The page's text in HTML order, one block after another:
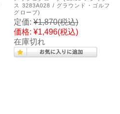
ス 3283A028 / グラウンド・ゴルフ
グローブ)
定価: ¥1,870(税込)
価格: ¥1,496(税込)
在庫切れ